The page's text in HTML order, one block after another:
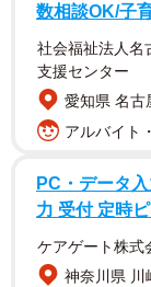
数相談OK/子
社会福祉法人名
支援センター
愛知県 名古
アルバイト
PC・データ
力 受付 定時
ケアゲート株式
神奈川県 川